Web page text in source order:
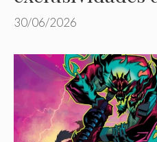
30/06/2026